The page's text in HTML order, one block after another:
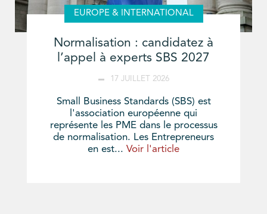
EUROPE & INTERNATIONAL
Normalisation : candidatez à
l’appel à experts SBS 2027
17 JUILLET 2026
Small Business Standards (SBS) est
l'association européenne qui
représente les PME dans le processus
de normalisation. Les Entrepreneurs
en est... Voir l'article